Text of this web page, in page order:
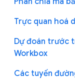
Trực quan hoá
Dự đoán trước
Workbox
Các tuyến